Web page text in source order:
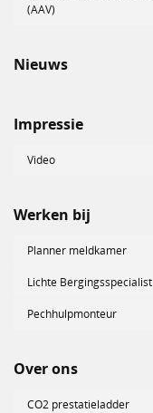
(AAV)
Nieuws
Impressie
Video
Werken bij
Planner meldkamer
Lichte Bergingsspecialist
Pechhulpmonteur
Over ons
CO2 prestatieladder